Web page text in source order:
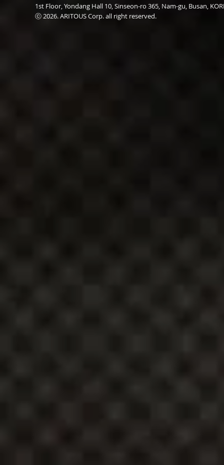
1st Floor, Yondang Hall 10, Sinseon-ro 365, Nam-gu, Busan,
ⓒ 2026. ARITOUS Corp. all right reserved.